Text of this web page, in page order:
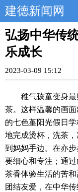
建德新闻网
弘扬中华传
乐成长
2023-03-09 15:12
稚气孩童变身
茶。这样温馨的画
的七色堇阳光假日
地完成烫杯，洗茶
到妈妈手边。在亦
要细心和专注；通
茶香体验生活的苦
团结友爱，在中华